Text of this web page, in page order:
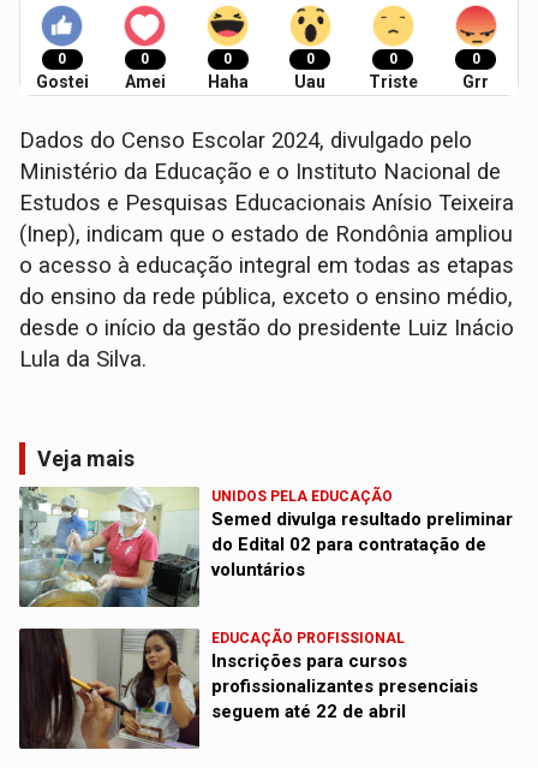
0
Gostei
0
Amei
0
Haha
0
Uau
0
Triste
0
Grr
Dados do Censo Escolar 2024, divulgado pelo
Ministério da Educação e o Instituto Nacional de
Estudos e Pesquisas Educacionais Anísio Teixeira
(Inep), indicam que o estado de Rondônia ampliou
o acesso à educação integral em todas as etapas
do ensino da rede pública, exceto o ensino médio,
desde o início da gestão do presidente Luiz Inácio
Lula da Silva.
Veja mais
UNIDOS PELA EDUCAÇÃO
Semed divulga resultado preliminar
do Edital 02 para contratação de
voluntários
EDUCAÇÃO PROFISSIONAL
Inscrições para cursos
profissionalizantes presenciais
seguem até 22 de abril